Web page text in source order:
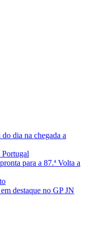
dia na chegada a
Portugal
para a 87.ª Volta a
destaque no GP JN